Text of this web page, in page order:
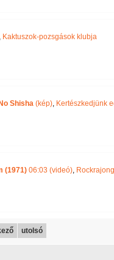
, Kaktuszok-pozsgások klubja
Shisha (kép), Kertészkedjünk
(1971) 06:03 (videó),
utolsó